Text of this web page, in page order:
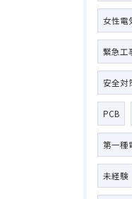
女性電
緊急工
安全対
PCB
第一種
未経験